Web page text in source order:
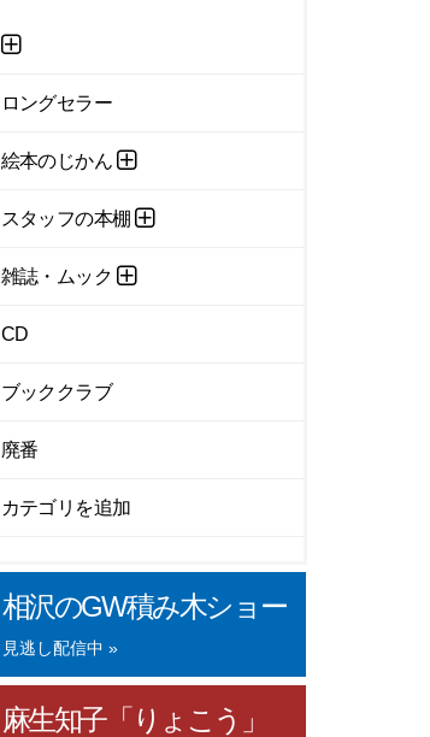
ロングセラー
絵本のじかん
スタッフの本棚
雑誌・ムック
CD
ブッククラブ
廃番
カテゴリを追加
相沢のGW積み木ショー
見逃し配信中 »
麻生知子「りょこう」